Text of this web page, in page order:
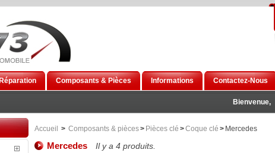
Composants & Pièces Informations Contactez-Nous
Bienvenue,
Accueil > Composants & pièces> Pièces clé >Coque clé > Mercedes
Mercedes Il y a 4 produits.